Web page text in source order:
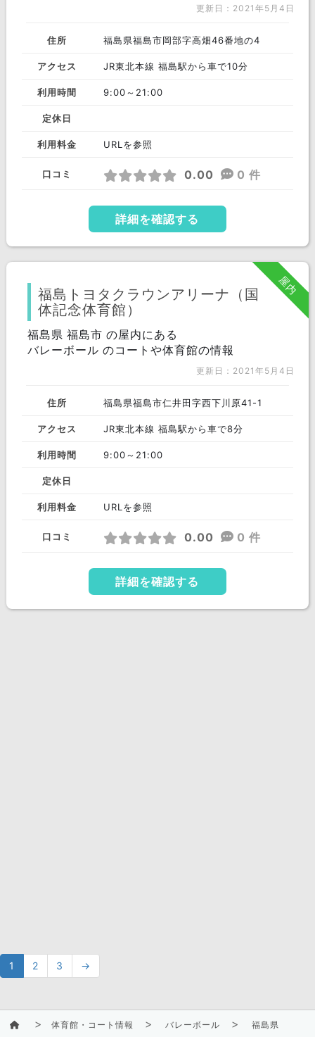
更新日：2021年5月4日
住所 福島県福島市岡部字高畑46番地の4
アクセス JR東北本線 福島駅から車で10分
利用時間 9:00～21:00
定休日
利用料金 URLを参照
口コミ 0.00 0 件
詳細を確認する
屋内
福島トヨタクラウンアリーナ（国
体記念体育館）
福島県 福島市 の屋内にある
バレーボール のコートや体育館の情報
更新日：2021年5月4日
住所 福島県福島市仁井田字西下川原41-1
アクセス JR東北本線 福島駅から車で8分
利用時間 9:00～21:00
定休日
利用料金 URLを参照
口コミ 0.00 0 件
詳細を確認する
1 2 3 →
体育館・コート情報 バレーボール 福島県